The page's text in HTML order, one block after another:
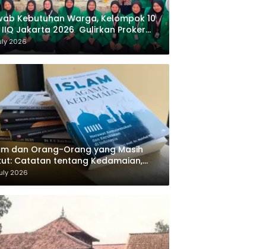
Kebutuhan Warga, Kelompok 10
IIQ Jakarta 2026 Gulirkan Proker
Al-Qur’an di Sukamanah
2026
dan Orang-Orang yang Masih
Catatan tentang Kedamaian,
dan Negara dalam
Masykuri Abdillah
2026